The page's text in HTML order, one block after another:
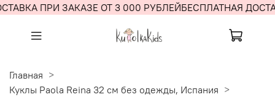
ПРИ ЗАКАЗЕ ОТ 3 000 РУБЛЕЙБЕСПЛАТНАЯ
Главная
Куклы Paola Reina 32 см без одежды, Испания